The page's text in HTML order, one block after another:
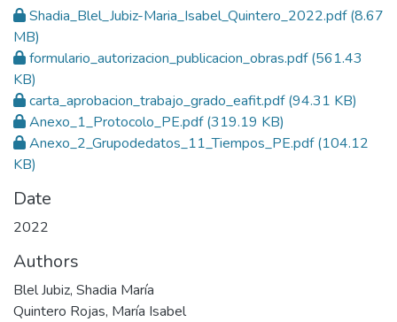
Shadia_Blel_Jubiz-Maria_Isabel_Quintero_2022.pdf(8.67
MB)
formulario_autorizacion_publicacion_obras.pdf(561.43
KB)
carta_aprobacion_trabajo_grado_eafit.pdf(94.31 KB)
Anexo_1_Protocolo_PE.pdf(319.19 KB)
Anexo_2_Grupodedatos_11_Tiempos_PE.pdf(104.12
KB)
Date
2022
Authors
Blel Jubiz, Shadia María
Quintero Rojas, María Isabel